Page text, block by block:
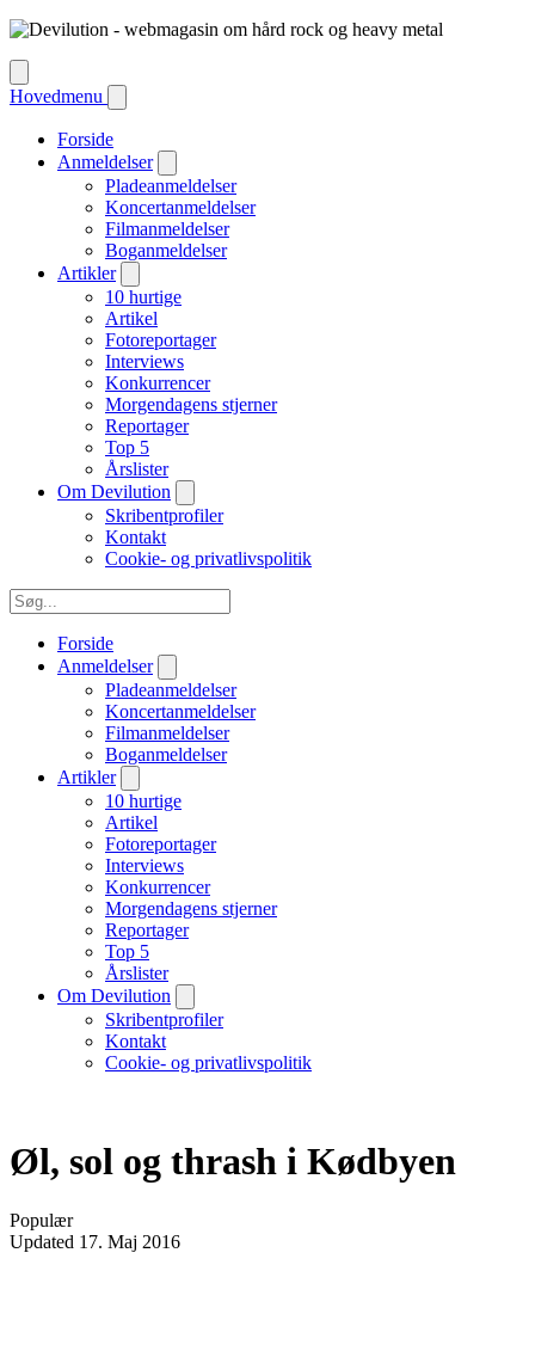
Hovedmenu
Forside
Anmeldelser
Pladeanmeldelser
Koncertanmeldelser
Filmanmeldelser
Boganmeldelser
Artikler
10 hurtige
Artikel
Fotoreportager
Interviews
Konkurrencer
Morgendagens stjerner
Reportager
Top 5
Årslister
Om Devilution
Skribentprofiler
Kontakt
Cookie- og privatlivspolitik
Forside
Anmeldelser
Pladeanmeldelser
Koncertanmeldelser
Filmanmeldelser
Boganmeldelser
Artikler
10 hurtige
Artikel
Fotoreportager
Interviews
Konkurrencer
Morgendagens stjerner
Reportager
Top 5
Årslister
Om Devilution
Skribentprofiler
Kontakt
Cookie- og privatlivspolitik
Øl, sol og thrash i Kødbyen
Populær
Updated 17. Maj 2016